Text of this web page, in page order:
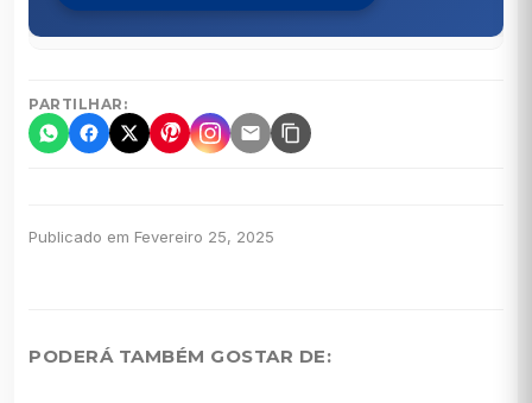
PARTILHAR:
Publicado em Fevereiro 25, 2025
PODERÁ TAMBÉM GOSTAR DE: